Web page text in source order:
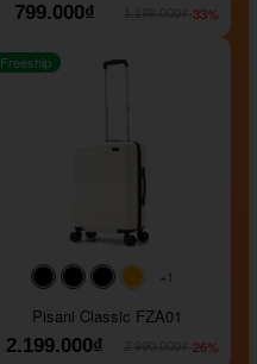
799.000₫
-33%
#000000#000000
#000000
#ffa500
+1
Freeship
Pisani Classic FZA01
2.199.000₫
-26%